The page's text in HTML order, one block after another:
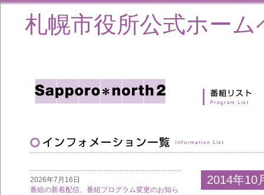
札幌市役所公式ホーム
2026年7月16日
番組の新着配信、番組プログラム変更のお知ら
2014年10